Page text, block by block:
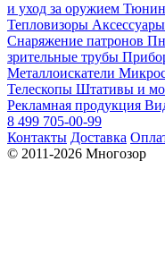
и уход за оружием
Тепловизоры Аксессуары
Снаряжение патронов
зрительные трубы
Металлоискатели
Телескопы Штативы и
Рекламная продукция
8 499 705-00-99
Контакты Доставка
© 2011-2026 Многозор